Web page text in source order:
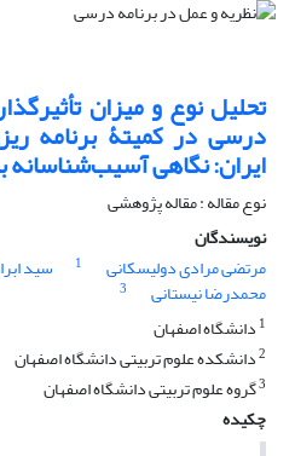
تحلیل نوع و میزان
درسی در کمیتۀ برنامه
ایران: نگاهی
نوع مقاله : مقاله پژوهشی
نویسندگان
مرتضی مرادی دولیسکانی
1 سید
محمدرضا نیستانی
3
1 دانشگاه اصفهان
2دانشکده علوم تربیتی دانشگاه اصفهان
3گروه علوم تربیتی دانشگاه اصفهان
چکیده